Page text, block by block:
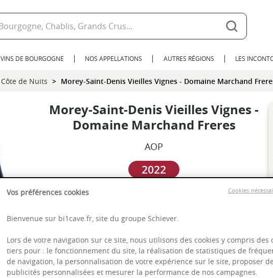
VINS DE BOURGOGNE NOS APPELLATIONS AUTRES RÉGIONS LES
Côte de Nuits Morey-Saint-Denis Vieilles Vignes - Domaine Marchand
Morey-Saint-Denis Vieilles Vignes -
Domaine Marchand Freres
AOP
2022
Puissant
Vos préférences cookies
Bienvenue sur bi1cave.fr, site du groupe Schiever.
Lors de votre navigation sur ce site, nous utilisons des cookies y compris des
tiers pour : le fonctionnement du site, la réalisation de statistiques de
de navigation, la personnalisation de votre expérience sur le site, proposer
publicités personnalisées et mesurer la performance de nos campagnes.
Cookies